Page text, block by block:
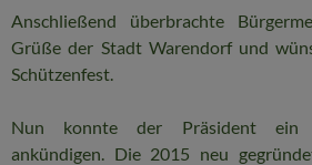
Anschließend überbrachte
Grüße der Stadt Warendorf und
Schützenfest.
Nun konnte der Präsident ein
ankündigen. Die 2015 neu